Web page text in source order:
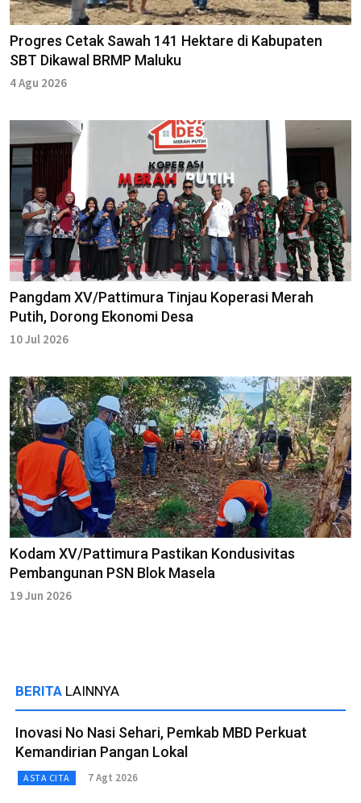
Progres Cetak Sawah 141 Hektare di Kabupaten
SBT Dikawal BRMP Maluku
4 Agu 2026
Pangdam XV/Pattimura Tinjau Koperasi Merah
Putih, Dorong Ekonomi Desa
10 Jul 2026
Kodam XV/Pattimura Pastikan Kondusivitas
Pembangunan PSN Blok Masela
19 Jun 2026
BERITA LAINNYA
Inovasi No Nasi Sehari, Pemkab MBD Perkuat
Kemandirian Pangan Lokal
ASTA CITA 7 Agt 2026